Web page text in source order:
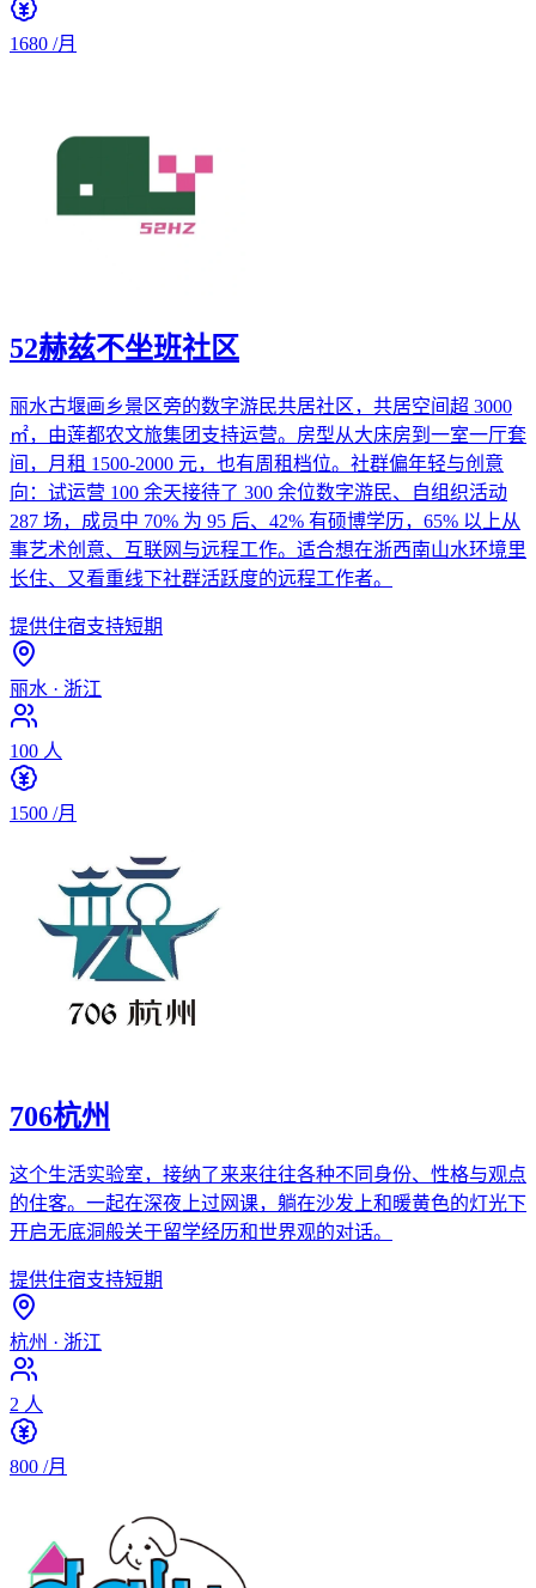
1680 /月
52赫兹不坐班社区
丽水古堰画乡景区旁的数字游民共居社区，共居空间超 3000
㎡，由莲都农文旅集团支持运营。房型从大床房到一室一厅套
间，月租 1500-2000 元，也有周租档位。社群偏年轻与创意
向：试运营 100 余天接待了 300 余位数字游民、自组织活动
287 场，成员中 70% 为 95 后、42% 有硕博学历，65% 以上从
事艺术创意、互联网与远程工作。适合想在浙西南山水环境里
长住、又看重线下社群活跃度的远程工作者。
提供住宿支持短期
丽水 · 浙江
100 人
1500 /月
706杭州
这个生活实验室，接纳了来来往往各种不同身份、性格与观点
的住客。一起在深夜上过网课，躺在沙发上和暖黄色的灯光下
开启无底洞般关于留学经历和世界观的对话。
提供住宿支持短期
杭州 · 浙江
2 人
800 /月